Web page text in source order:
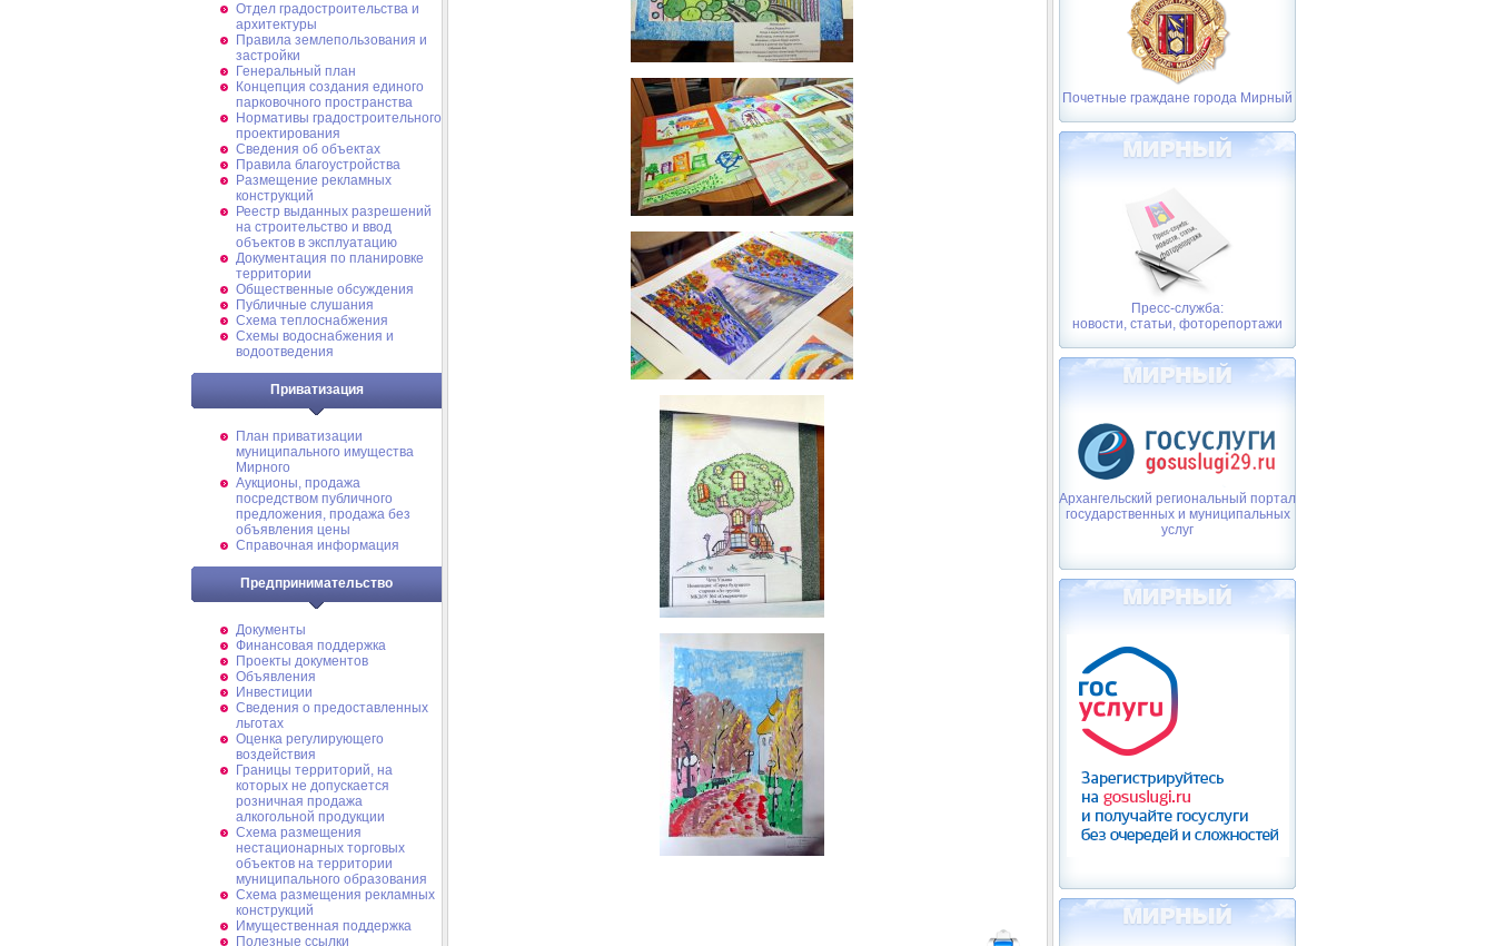
Отдел градостроительства и
архитектуры
Правила землепользования и
застройки
Генеральный план
Концепция создания единого
парковочного пространства
Нормативы градостроительного
проектирования
Сведения об объектах
Правила благоустройства
Размещение рекламных
конструкций
Реестр выданных разрешений
на строительство и ввод
объектов в эксплуатацию
Документация по планировке
территории
Общественные обсуждения
Публичные слушания
Схема теплоснабжения
Схемы водоснабжения и
водоотведения
Приватизация
План приватизации
муниципального имущества
Мирного
Аукционы, продажа
посредством публичного
предложения, продажа без
объявления цены
Справочная информация
Предпринимательство
Документы
Финансовая поддержка
Проекты документов
Объявления
Инвестиции
Сведения о предоставленных
льготах
Оценка регулирующего
воздействия
Границы территорий, на
которых не допускается
розничная продажа
алкогольной продукции
Схема размещения
нестационарных торговых
объектов на территории
муниципального образования
Схема размещения рекламных
конструкций
Имущественная поддержка
Полезные ссылки
Почетные граждане города Мирный
Пресс-служба:
новости, статьи, фоторепортажи
Архангельский региональный портал
государственных и муниципальных
услуг